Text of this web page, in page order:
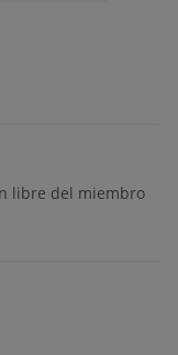
libre del miembro